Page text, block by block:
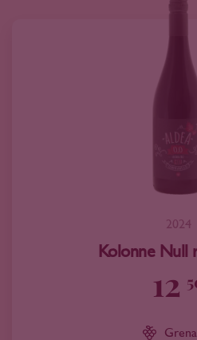
2024
Kolonne Null
12